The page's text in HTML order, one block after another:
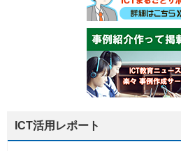
ICT活用レポート